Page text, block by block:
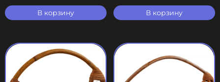
В корзину
В корзину